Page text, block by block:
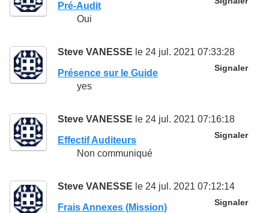
Pré-Audit
Oui
Steve VANESSE le 24 jul. 2021 07:33:28
Signaler
Présence sur le Guide
yes
Steve VANESSE le 24 jul. 2021 07:16:18
Signaler
Effectif Auditeurs
Non communiqué
Steve VANESSE le 24 jul. 2021 07:12:14
Signaler
Frais Annexes (Mission)